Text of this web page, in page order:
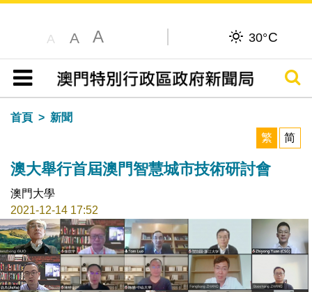
A A A 30°C
目錄
搜尋
首頁
新聞
繁
简
澳大舉行首屆澳門智慧城市技術研討會
澳門大學
2021-12-14 17:52